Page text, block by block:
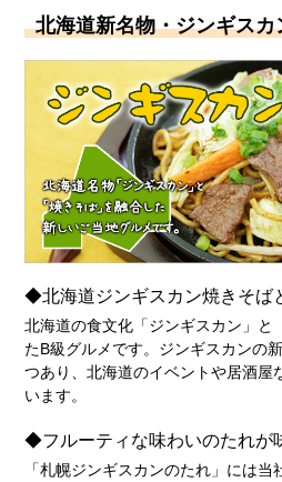
北海道新名物・ジンギスカ
◆北海道ジンギスカン焼きそば
北海道の食文化「ジンギスカン」と
たB級グルメです。ジンギスカンの
つあり、北海道のイベントや居酒屋
います。
◆フルーティな味わいのたれが
「札幌ジンギスカンのたれ」には